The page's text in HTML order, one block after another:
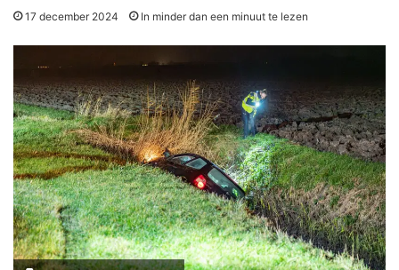
17 december 2024 In minder dan een minuut te lezen